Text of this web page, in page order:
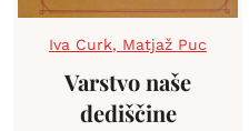
Iva Curk, Matjaž Puc
Varstvo naše
dediščine